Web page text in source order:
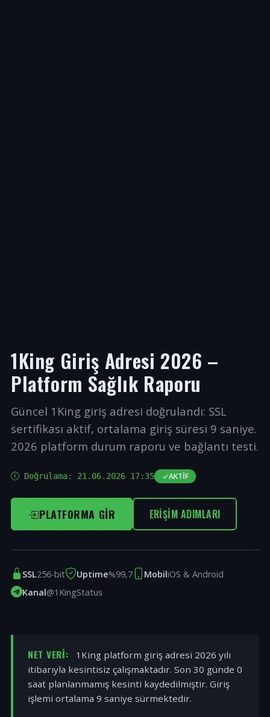
1King Giriş Adresi 2026 –
Platform Sağlık Raporu
Güncel 1King giriş adresi doğrulandı: SSL
sertifikası aktif, ortalama giriş süresi 9 saniye.
2026 platform durum raporu ve bağlantı testi.
Doğrulama: 21.06.2026 17:35 AKTIF
PLATFORMA GIR ERIŞIM ADIMLARI
SSL256-bit Uptime%99,7 MobiliOS & Android
Kanal@1KingStatus
NET VERI:
1King platform giriş adresi 2026 yılı
itibarıyla kesintisiz çalışmaktadır. Son 30 günde 0
saat planlanmamış kesinti kaydedilmiştir. Giriş
işlemi ortalama 9 saniye sürmektedir.